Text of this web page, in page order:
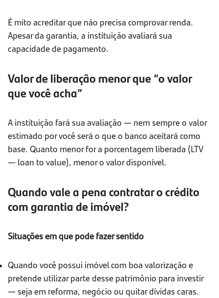
É mito acreditar que não precisa comprovar renda.
Apesar da garantia, a instituição avaliará sua
capacidade de pagamento.
Valor de liberação menor que “o valor
que você acha”
A instituição fará sua avaliação — nem sempre o valor
estimado por você será o que o banco aceitará como
base. Quanto menor for a porcentagem liberada (LTV
— loan to value), menor o valor disponível.
Quando vale a pena contratar o crédito
com garantia de imóvel?
Situações em que pode fazer sentido
Quando você possui imóvel com boa valorização e
pretende utilizar parte desse patrimônio para investir
— seja em reforma, negócio ou quitar dívidas caras.